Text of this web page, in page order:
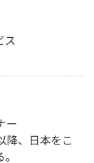
ス
ー
降、日本をこ